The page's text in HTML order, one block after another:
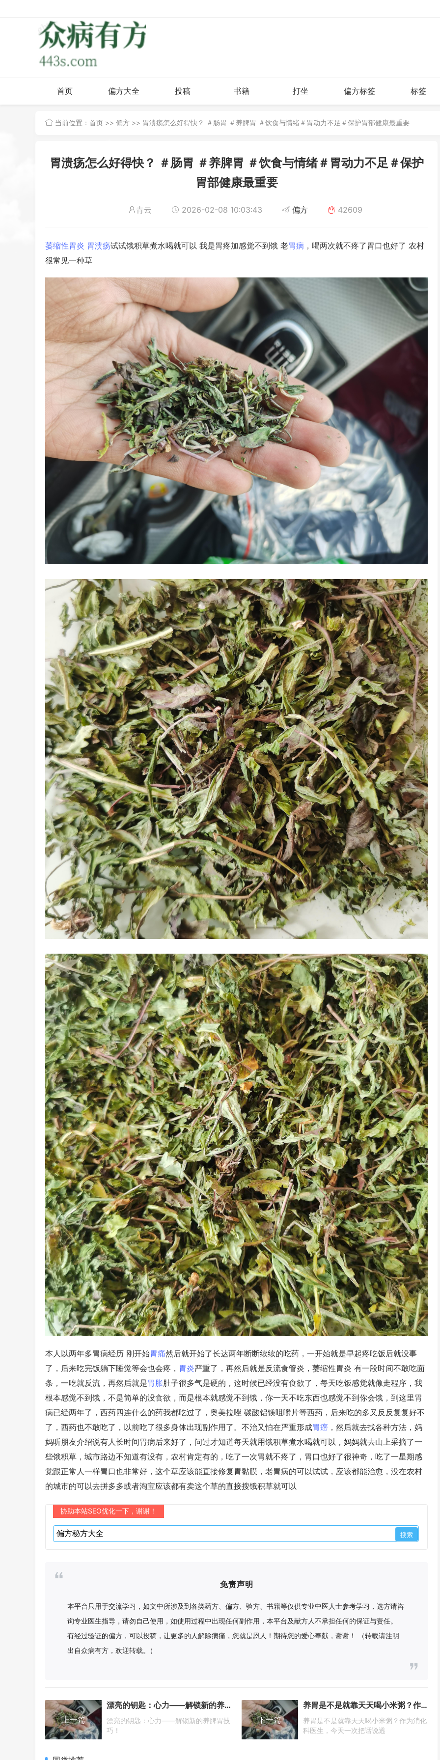
首页 偏方大全 投稿 书籍 打坐 偏方标签 标签
当前位置： 首页 >> 偏方 >> 胃溃疡怎么好得快？ ＃肠胃 ＃养脾胃 ＃饮食与情绪＃胃动力不足＃保护胃部健康最重要
胃溃疡怎么好得快？ ＃肠胃 ＃养脾胃 ＃饮食与情绪＃胃动力不足＃保护
胃部健康最重要
青云 2026-02-08 10:03:43 偏方 42609
萎缩性胃炎 胃溃疡试试饿积草煮水喝就可以 我是胃疼加感觉不到饿 老胃病 ，喝两次就不疼了胃口也好了 农村
很常见一种草
本人以两年多胃病经历 刚开始胃痛然后就开始了长达两年断断续续的吃药，一开始就是早起疼吃饭后就没事
了，后来吃完饭躺下睡觉等会也会疼， 胃炎严重了，再然后就是反流食管炎，萎缩性胃炎 有一段时间不敢吃面
条，一吃就反流，再然后就是胃胀肚子很多气是硬的，这时候已经没有食欲了，每天吃饭感觉就像走程序，我
根本感觉不到饿，不是简单的没食欲，而是根本就感觉不到饿，你一天不吃东西也感觉不到你会饿，到这里胃
病已经两年了，西药四连什么的药我都吃过了，奥美拉唑 碳酸铝镁咀嚼片等西药，后来吃的多又反反复复好不
了，西药也不敢吃了，以前吃了很多身体出现副作用了。不治又怕在严重形成胃癌 ，然后就去找各种方法，妈
妈听朋友介绍说有人长时间胃病后来好了，问过才知道每天就用饿积草煮水喝就可以，妈妈就去山上采摘了一
些饿积草，城市路边不知道有没有，农村肯定有的，吃了一次胃就不疼了，胃口也好了很神奇，吃了一星期感
觉跟正常人一样胃口也非常好，这个草应该能直接修复胃黏膜，老胃病的可以试试，应该都能治愈，没在农村
的城市的可以去拼多多或者淘宝应该都有卖这个草的直接搜饿积草就可以
协助本站SEO优化一下，谢谢！
免责声明
本平台只用于交流学习，如文中所涉及到各类药方、偏方、验方、书籍等仅供专业中医人士参考学习，选方请咨
询专业医生指导，请勿自己使用，如使用过程中出现任何副作用，本平台及献方人不承担任何的保证与责任。
有经过验证的偏方，可以投稿，让更多的人解除病痛，您就是恩人！期待您的爱心奉献，谢谢！ （转载请注明
出自众病有方，欢迎转载。）
上一篇
漂亮的钥匙：心力——解锁新的养脾胃技巧！
漂亮的钥匙：心力——解锁新的养脾胃技
巧！
下一篇
养胃是不是就靠天天喝小米粥？作为消化科医生，今天一次把话说透
养胃是不是就靠天天喝小米粥？作为消化
科医生，今天一次把话说透